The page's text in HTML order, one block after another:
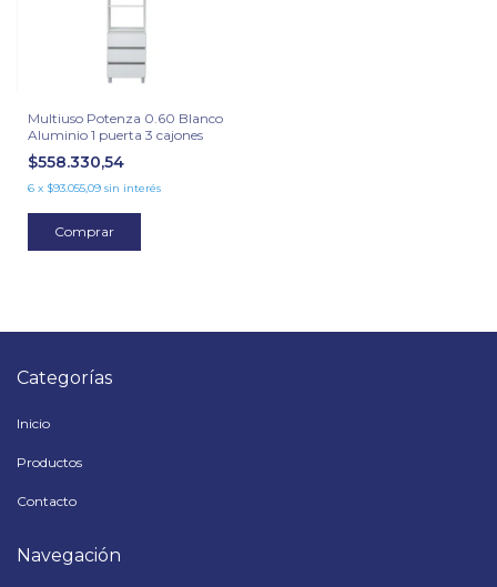
Multiuso Potenza 0.60 Blanco
Aluminio 1 puerta 3 cajones
$558.330,54
6 x $93.055,09 sin interés
Comprar
Categorías
Inicio
Productos
Contacto
Navegación